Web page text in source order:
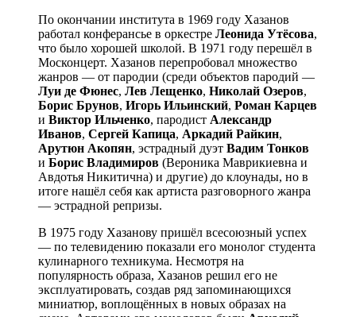
По окончании института в 1969 году Хазанов
работал конферансье в оркестре Леонида Утёсова,
что было хорошей школой. В 1971 году перешёл в
Москонцерт. Хазанов перепробовал множество
жанров — от пародии (среди объектов пародий —
Луи де Фюнес, Лев Лещенко, Николай Озеров,
Борис Брунов, Игорь Ильинский, Роман Карцев
и Виктор Ильченко, пародист Александр
Иванов, Сергей Капица, Аркадий Райкин,
Арутюн Акопян, эстрадный дуэт Вадим Тонков
и Борис Владимиров (Вероника Маврикиевна и
Авдотья Никитична) и другие) до клоунады, но в
итоге нашёл себя как артиста разговорного жанра
— эстрадной репризы.
В 1975 году Хазанову пришёл всесоюзный успех
— по телевидению показали его монолог студента
кулинарного техникума. Несмотря на
популярность образа, Хазанов решил его не
эксплуатировать, создав ряд запоминающихся
миниатюр, воплощённых в новых образах на